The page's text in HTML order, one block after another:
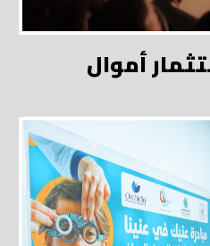
أموال